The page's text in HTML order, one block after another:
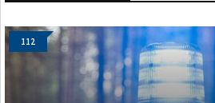
112